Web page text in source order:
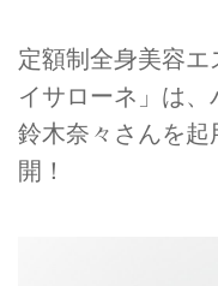
定額制全身美容
イサローネ」は
鈴木奈々さんを起
開！